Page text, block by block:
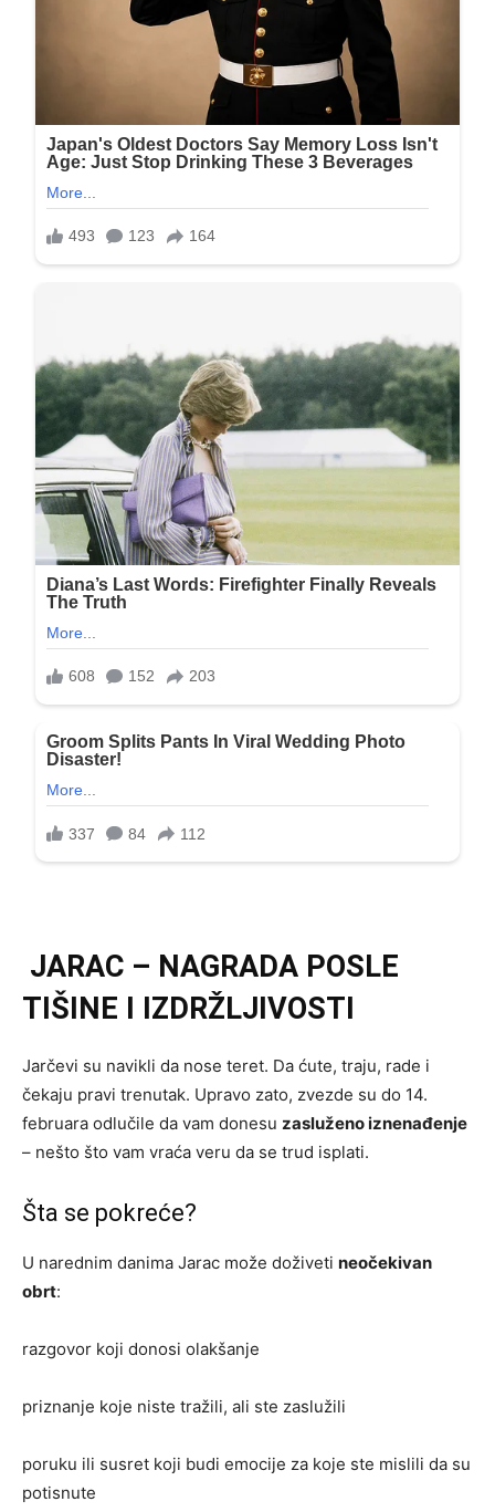
JARAC – NAGRADA POSLE
TIŠINE I IZDRŽLJIVOSTI
Jarčevi su navikli da nose teret. Da ćute, traju, rade i
čekaju pravi trenutak. Upravo zato, zvezde su do 14.
februara odlučile da vam donesu zasluženo iznenađenje
– nešto što vam vraća veru da se trud isplati.
Šta se pokreće?
U narednim danima Jarac može doživeti neočekivan
obrt:
razgovor koji donosi olakšanje
priznanje koje niste tražili, ali ste zaslužili
poruku ili susret koji budi emocije za koje ste mislili da su
potisnute